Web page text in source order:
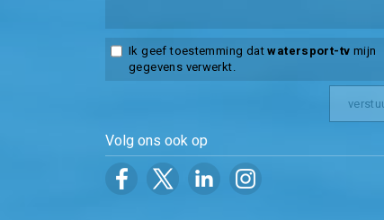
Ik geef toestemming datwatersport-tv mijn
gegevens verwerkt.
Volg ons ook op